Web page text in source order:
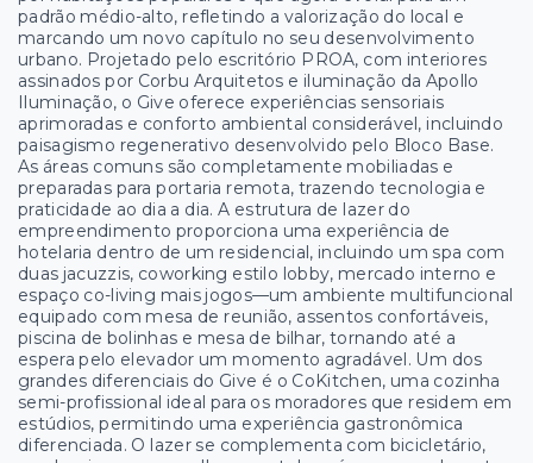
padrão médio-alto, refletindo a valorização do local e
marcando um novo capítulo no seu desenvolvimento
urbano. Projetado pelo escritório PROA, com interiores
assinados por Corbu Arquitetos e iluminação da Apollo
Iluminação, o Give oferece experiências sensoriais
aprimoradas e conforto ambiental considerável, incluindo
paisagismo regenerativo desenvolvido pelo Bloco Base.
As áreas comuns são completamente mobiliadas e
preparadas para portaria remota, trazendo tecnologia e
praticidade ao dia a dia. A estrutura de lazer do
empreendimento proporciona uma experiência de
hotelaria dentro de um residencial, incluindo um spa com
duas jacuzzis, coworking estilo lobby, mercado interno e
espaço co-living mais jogos—um ambiente multifuncional
equipado com mesa de reunião, assentos confortáveis,
piscina de bolinhas e mesa de bilhar, tornando até a
espera pelo elevador um momento agradável. Um dos
grandes diferenciais do Give é o CoKitchen, uma cozinha
semi-profissional ideal para os moradores que residem em
estúdios, permitindo uma experiência gastronômica
diferenciada. O lazer se complementa com bicicletário,